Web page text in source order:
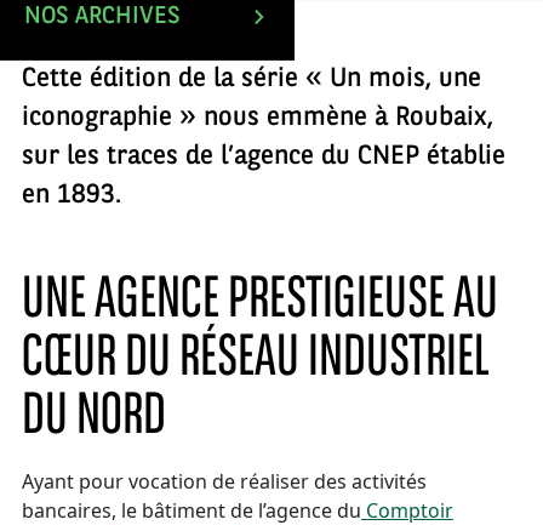
NOS ARCHIVES
Cette édition de la série « Un mois, une
iconographie » nous emmène à Roubaix,
sur les traces de l’agence du CNEP établie
en 1893.
UNE AGENCE PRESTIGIEUSE AU
CŒUR DU RÉSEAU INDUSTRIEL
DU NORD
Ayant pour vocation de réaliser des activités
bancaires, le bâtiment de l’agence du Comptoir